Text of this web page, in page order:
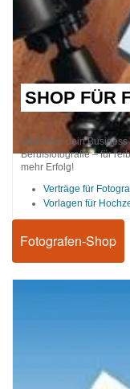
SHOP FÜR
Optimiere dein
Berufsfotografie – für
mehr Erfolg!
Verträge für
Vorlagen für
Fotografen-Shop